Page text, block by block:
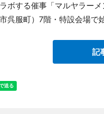
ボする催事「マルヤラー
呉服町）7階・特設会場で
記